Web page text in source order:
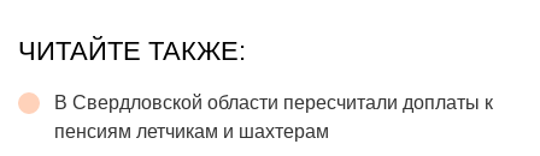
ЧИТАЙТЕ ТАКЖЕ:
В Свердловской области пересчитали доплаты к
пенсиям летчикам и шахтерам